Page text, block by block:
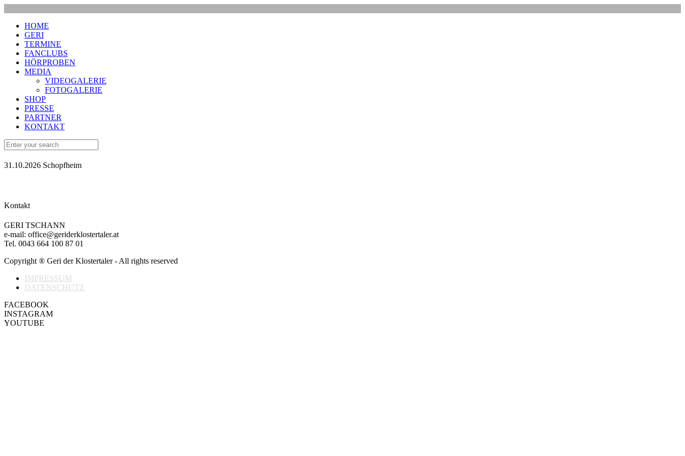
HOME
GERI
TERMINE
FANCLUBS
HÖRPROBEN
MEDIA
VIDEOGALERIE
FOTOGALERIE
SHOP
PRESSE
PARTNER
KONTAKT
31.10.2026 Schopfheim
Kontakt
GERI TSCHANN
e-mail: office@geriderklostertaler.at
Tel. 0043 664 100 87 01
Copyright ® Geri der Klostertaler - All rights reserved
IMPRESSUM
DATENSCHUTZ
FACEBOOK
INSTAGRAM
YOUTUBE